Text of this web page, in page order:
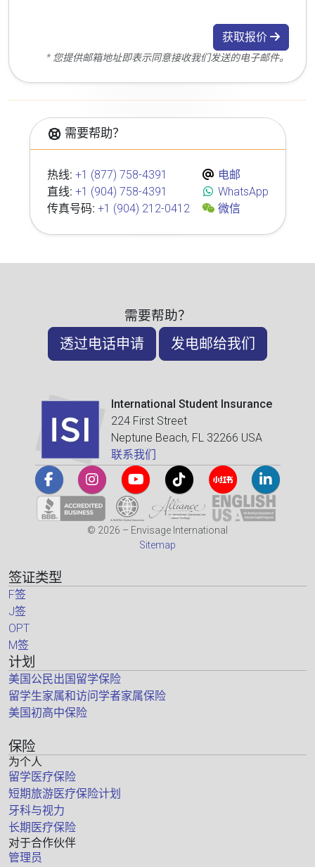
获取报价
* 您提供邮箱地址即表示同意接收我们发送的电子邮件。
需要帮助？
热线: +1 (877) 758-4391
直线: +1 (904) 758-4391
传真号码: +1 (904) 212-0412
电邮
WhatsApp
微信
需要帮助？
透过电话申请 发电邮给我们
International Student Insurance
224 First Street
Neptune Beach, FL 32266 USA
联系我们
© 2026 – Envisage International
Sitemap
签证类型
F签
J签
OPT
M签
计划
美国公民出国留学保险
留学生家属和访问学者家属保险
美国初高中保险
保险
为个人
留学医疗保险
短期旅游医疗保险计划
牙科与视力
长期医疗保险
对于合作伙伴
管理员